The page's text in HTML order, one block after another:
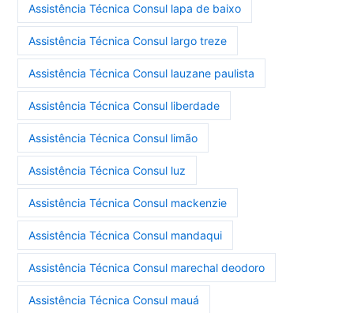
Assistência Técnica Consul lapa de baixo
Assistência Técnica Consul largo treze
Assistência Técnica Consul lauzane paulista
Assistência Técnica Consul liberdade
Assistência Técnica Consul limão
Assistência Técnica Consul luz
Assistência Técnica Consul mackenzie
Assistência Técnica Consul mandaqui
Assistência Técnica Consul marechal deodoro
Assistência Técnica Consul mauá